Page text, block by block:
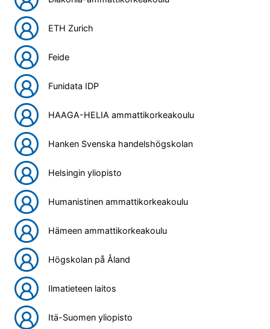
ETH Zurich
Feide
Funidata IDP
HAAGA-HELIA ammattikorkeakoulu
Hanken Svenska handelshögskolan
Helsingin yliopisto
Humanistinen ammattikorkeakoulu
Hämeen ammattikorkeakoulu
Högskolan på Åland
Ilmatieteen laitos
Itä-Suomen yliopisto